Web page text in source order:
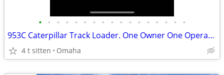
• • • • • • • • • • • • • • • • •
953C Caterpillar Track Loader. One Owner One Operator.
4 t sitten Omaha